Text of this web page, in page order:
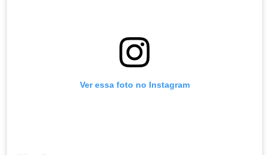
Ver essa foto no Instagram